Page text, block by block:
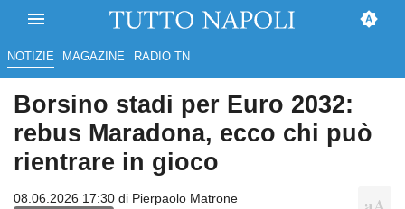
NOTIZIE MAGAZINE RADIO TN
Borsino stadi per Euro 2032:
rebus Maradona, ecco chi può
rientrare in gioco
08.06.2026 17:30 di Pierpaolo Matrone